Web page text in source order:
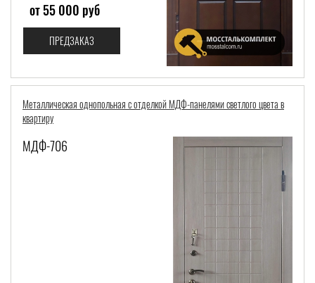
от 55 000 руб
ПРЕДЗАКАЗ
Металлическая однопольная с отделкой МДФ-панелями светлого цвета в
квартиру
МДФ-706